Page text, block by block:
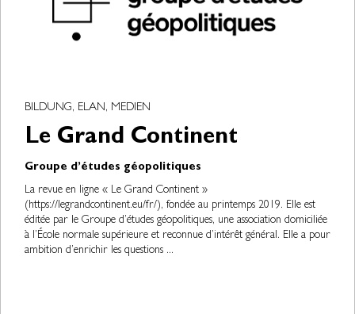
BILDUNG, ELAN, MEDIEN
Le Grand Continent
Groupe d’études géopolitiques
La revue en ligne « Le Grand Continent »
(https://legrandcontinent.eu/fr/), fondée au printemps 2019. Elle est
éditée par le Groupe d’études géopolitiques, une association domiciliée
à l’École normale supérieure et reconnue d’intérêt général. Elle a pour
ambition d’enrichir les questions ...